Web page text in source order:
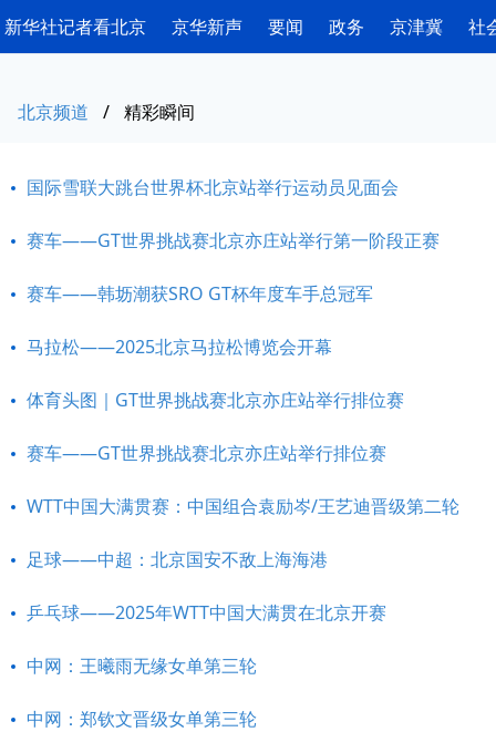
新华社记者看北京 京华新声 要闻 政务 京津冀 社
北京频道 / 精彩瞬间
国际雪联大跳台世界杯北京站举行运动员见面会
赛车——GT世界挑战赛北京亦庄站举行第一阶段正赛
赛车——韩坜潮获SRO GT杯年度车手总冠军
马拉松——2025北京马拉松博览会开幕
体育头图｜GT世界挑战赛北京亦庄站举行排位赛
赛车——GT世界挑战赛北京亦庄站举行排位赛
WTT中国大满贯赛：中国组合袁励岑/王艺迪晋级第二轮
足球——中超：北京国安不敌上海海港
乒乓球——2025年WTT中国大满贯在北京开赛
中网：王曦雨无缘女单第三轮
中网：郑钦文晋级女单第三轮